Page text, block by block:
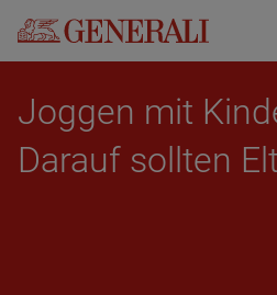
Jog­gen mit
Dar­auf soll­ten